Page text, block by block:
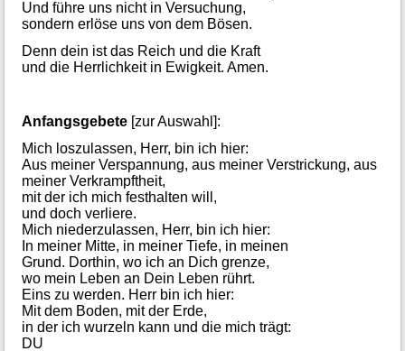
Und führe uns nicht in Versuchung,
sondern erlöse uns von dem Bösen.
Denn dein ist das Reich und die Kraft
und die Herrlichkeit in Ewigkeit. Amen.
Anfangsgebete [zur Auswahl]:
Mich loszulassen, Herr, bin ich hier:
Aus meiner Verspannung, aus meiner Verstrickung, aus
meiner Verkrampftheit,
mit der ich mich festhalten will,
und doch verliere.
Mich niederzulassen, Herr, bin ich hier:
In meiner Mitte, in meiner Tiefe, in meinen
Grund. Dorthin, wo ich an Dich grenze,
wo mein Leben an Dein Leben rührt.
Eins zu werden. Herr bin ich hier:
Mit dem Boden, mit der Erde,
in der ich wurzeln kann und die mich trägt:
DU